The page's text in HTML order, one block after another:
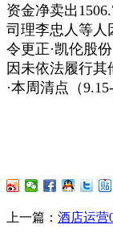
资金净卖出
司理李忠人等人
令更正·凯伦股
因未依法履行
·本周清点（
上一篇： 酒店运营